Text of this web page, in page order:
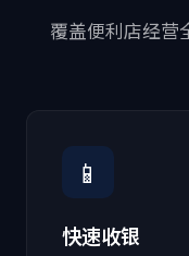
覆盖便利店经营
📱
快速收银